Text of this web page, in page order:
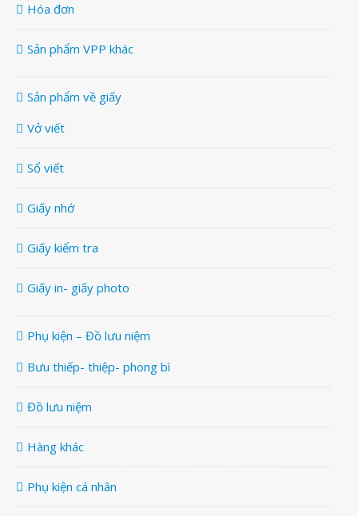
Hóa đơn
Sản phẩm VPP khác
Sản phẩm về giấy
Vở viết
Sổ viết
Giấy nhớ
Giấy kiểm tra
Giấy in- giấy photo
Phụ kiện – Đồ lưu niệm
Bưu thiếp- thiệp- phong bì
Đồ lưu niệm
Hàng khác
Phụ kiện cá nhân